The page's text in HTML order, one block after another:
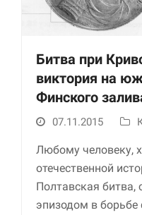
Битва при
виктория на
Финского
07.11.2015
Любому человеку,
отечественной
Полтавская
эпизодом в